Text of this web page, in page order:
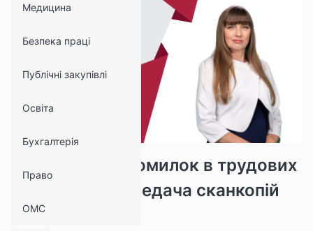
Медицина
Безпека праці
Публічні закупівлі
Освіта
Бухгалтерія
Право
ОМС
Виправлення помилок в трудових
книжках та передача сканкопій
до ПФУ
22478 2469